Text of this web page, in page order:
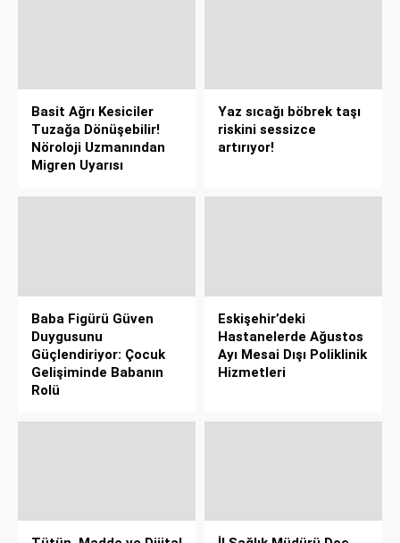
Basit Ağrı Kesiciler
Tuzağa Dönüşebilir!
Nöroloji Uzmanından
Migren Uyarısı
Yaz sıcağı böbrek taşı
riskini sessizce
artırıyor!
Baba Figürü Güven
Duygusunu
Güçlendiriyor: Çocuk
Gelişiminde Babanın
Rolü
Eskişehir’deki
Hastanelerde Ağustos
Ayı Mesai Dışı Poliklinik
Hizmetleri